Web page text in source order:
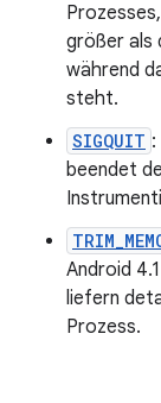
größer als
während
steht.
SIGQUIT
beendet
Android
liefern
Prozess.